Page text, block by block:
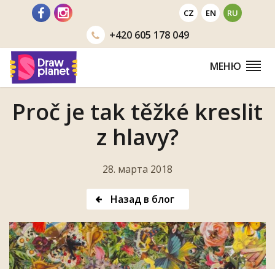
Перейти CZ EN RU
+420605 178 049
МЕНЮ
Proč je tak těžké kreslit
z hlavy?
28. марта 2018
Назад в блог